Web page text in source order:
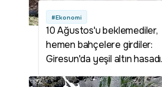
#Ekonomi
10 Ağustos'u beklemediler,
hemen bahçelere girdiler:
Giresun'da yeşil altın hasadı